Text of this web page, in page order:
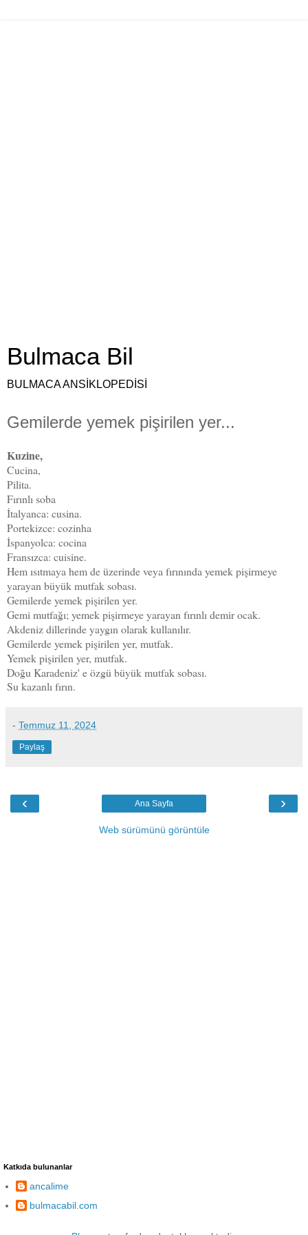
Bulmaca Bil
BULMACA ANSİKLOPEDİSİ
Gemilerde yemek pişirilen yer...
Kuzine,
Cucina,
Pilita.
Fırınlı soba
İtalyanca: cusina.
Portekizce: cozinha
İspanyolca: cocina
Fransızca: cuisine.
Hem ısıtmaya hem de üzerinde veya fırınında yemek pişirmeye
yarayan büyük mutfak sobası.
Gemilerde yemek pişirilen yer.
Gemi mutfağı; yemek pişirmeye yarayan fırınlı demir ocak.
Akdeniz dillerinde yaygın olarak kullanılır.
Gemilerde yemek pişirilen yer, mutfak.
Yemek pişirilen yer, mutfak.
Doğu Karadeniz' e özgü büyük mutfak sobası.
Su kazanlı fırın.
- Temmuz 11, 2024
Paylaş
‹ ›
Ana Sayfa
Web sürümünü görüntüle
Katkıda bulunanlar
ancalime
bulmacabil.com